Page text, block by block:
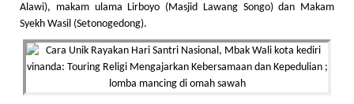
Alawi), makam ulama Lirboyo (Masjid Lawang Songo) dan Makam
Syekh Wasil (Setonogedong).